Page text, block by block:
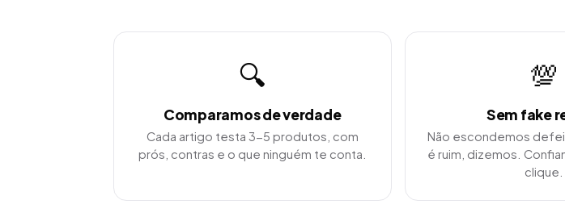
🔍
Comparamos de verdade
Cada artigo testa 3-5 produtos, com
prós, contras e o que ninguém te conta.
💯
Sem fake
Não escondemos
é ruim, dizemos.
clique.